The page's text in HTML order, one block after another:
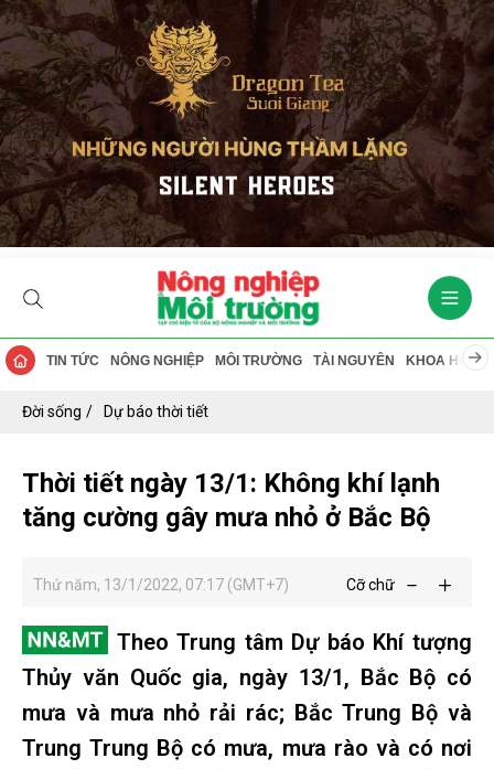
TIN TỨC NÔNG NGHIỆP MÔI TRƯỜNG TÀI NGUYÊN KHOA HỌC
Đời sống Dự báo thời tiết
Thời tiết ngày 13/1: Không khí lạnh
tăng cường gây mưa nhỏ ở Bắc Bộ
Thứ năm, 13/1/2022, 07:17 (GMT+7) Cỡ chữ
Theo Trung tâm Dự báo Khí tượng
Thủy văn Quốc gia, ngày 13/1, Bắc Bộ có
mưa và mưa nhỏ rải rác; Bắc Trung Bộ và
Trung Trung Bộ có mưa, mưa rào và có nơi